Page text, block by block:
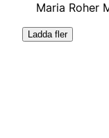
Maria Roher
Ladda fler